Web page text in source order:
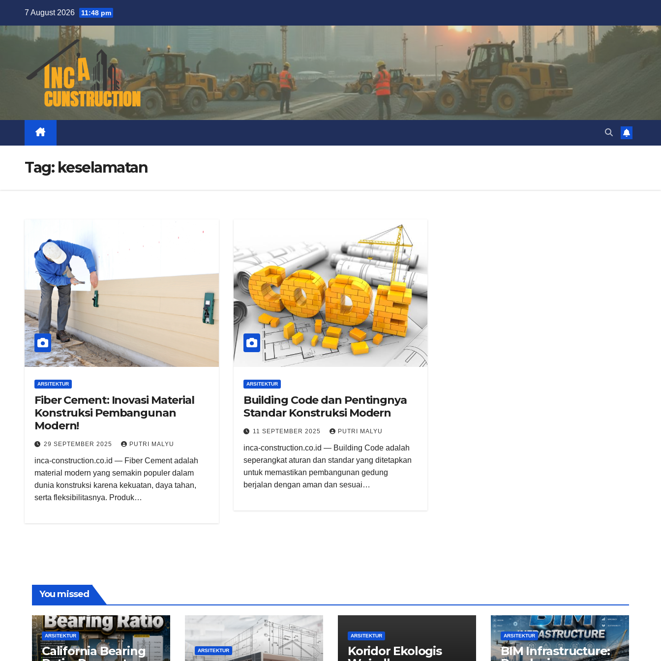
content
7 August 2026 11:48 pm
Tag: keselamatan
ARSITEKTUR
Fiber Cement: Inovasi Material
Konstruksi Pembangunan
Modern!
29 SEPTEMBER 2025 PUTRI MALYU
inca-construction.co.id — Fiber Cement adalah
material modern yang semakin populer dalam
dunia konstruksi karena kekuatan, daya tahan,
serta fleksibilitasnya. Produk…
ARSITEKTUR
Building Code dan Pentingnya
Standar Konstruksi Modern
11 SEPTEMBER 2025 PUTRI MALYU
inca-construction.co.id — Building Code adalah
seperangkat aturan dan standar yang ditetapkan
untuk memastikan pembangunan gedung
berjalan dengan aman dan sesuai…
You missed
ARSITEKTUR
California Bearing
ARSITEKTUR
ARSITEKTUR
Koridor Ekologis
ARSITEKTUR
BIM Infrastructure: